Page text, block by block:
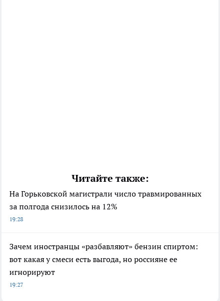
Читайте также:
На Горьковской магистрали число травмированных
за полгода снизилось на 12%
19:28
Зачем иностранцы «разбавляют» бензин спиртом:
вот какая у смеси есть выгода, но россияне ее
игнорируют
19:27